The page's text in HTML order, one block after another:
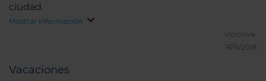
ciudad.
Mostrar información
vicronve.
16/11/2018
Vacaciones